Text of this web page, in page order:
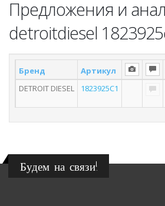
Предложения и
detroitdiesel
Бренд Артикул
DETROIT DIESEL
1823925C1
Будем на связи!